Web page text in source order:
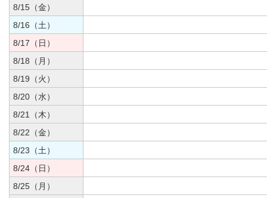
8/15（金）
8/16（土）
8/17（日）
8/18（月）
8/19（火）
8/20（水）
8/21（木）
8/22（金）
8/23（土）
8/24（日）
8/25（月）